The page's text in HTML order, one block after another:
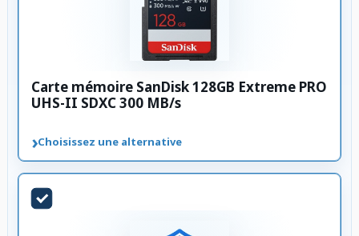
Carte mémoire SanDisk 128GB Extreme PRO
UHS-II SDXC 300 MB/s
›Choisissez une alternative